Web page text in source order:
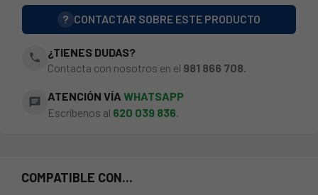
? CONTACTAR SOBRE ESTE PRODUCTO
phone
¿TIENES DUDAS?
Contacta con nosotros en el 981 866 708.
chat ATENCIÓN VÍA WHATSAPP
Escríbenos al 620 039 836
COMPATIBLE CON...